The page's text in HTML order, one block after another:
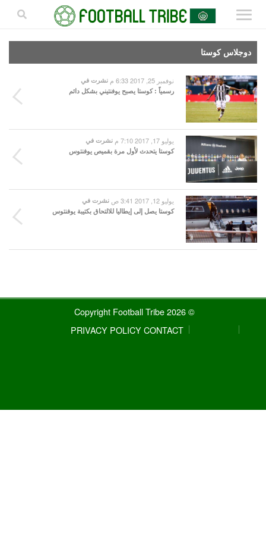
دوجلاس كوستا
نشرت في نوفمبر 25, 2017 6:33 م
رسمياً : كوستا يصبح يوفنتيني بشكل دائم
نشرت في يوليو 17, 2017 7:10 م
كوستا يتحدث لأول مرة بقميص يوفنتوس
نشرت في يوليو 12, 2017 3:41 ص
كوستا يصل إلى إيطاليا للالتحاق بكتيبة يوفنتوس
© 2026 Copyright Football Tribe
CONTACT
PRIVACY POLICY